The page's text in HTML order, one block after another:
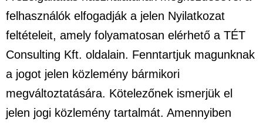
felhasználók elfogadják a jelen Nyilatkozat
feltételeit, amely folyamatosan elérhető a TÉT
Consulting Kft. oldalain. Fenntartjuk magunknak
a jogot jelen közlemény bármikori
megváltoztatására. Kötelezőnek ismerjük el
jelen jogi közlemény tartalmát. Amennyiben